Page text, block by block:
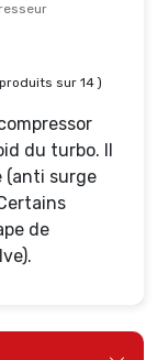
produits sur 14 )
du turbo. Il
(anti surge
de